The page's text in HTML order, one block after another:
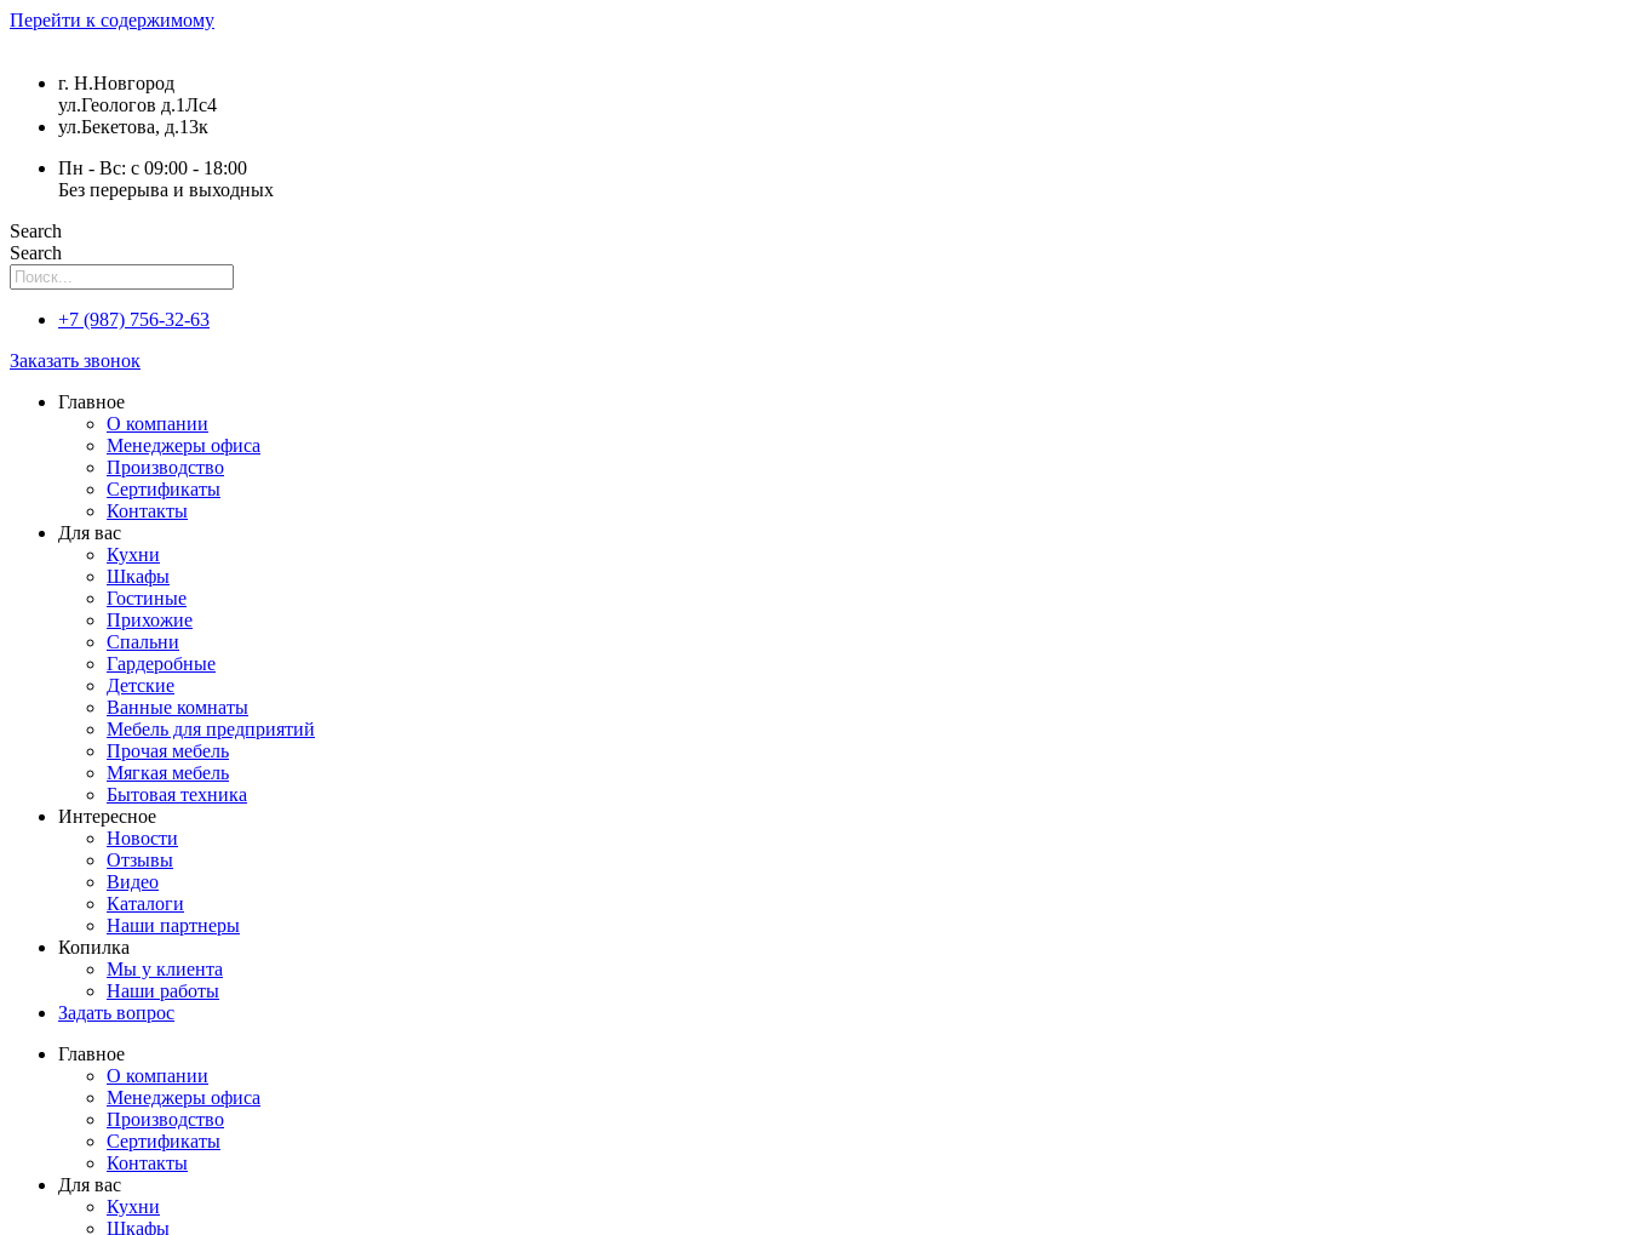
Перейти к содержимому
г. Н.Новгород
ул.Геологов д.1Лс4
ул.Бекетова, д.13к
Пн - Вс: с 09:00 - 18:00
Без перерыва и выходных
Search
Search
+7 (987) 756-32-63
Заказать звонок
Главное
О компании
Менеджеры офиса
Производство
Сертификаты
Контакты
Для вас
Кухни
Шкафы
Гостиные
Прихожие
Спальни
Гардеробные
Детские
Ванные комнаты
Мебель для предприятий
Прочая мебель
Мягкая мебель
Бытовая техника
Интересное
Новости
Отзывы
Видео
Каталоги
Наши партнеры
Копилка
Мы у клиента
Наши работы
Задать вопрос
Главное
О компании
Менеджеры офиса
Производство
Сертификаты
Контакты
Для вас
Кухни
Шкафы